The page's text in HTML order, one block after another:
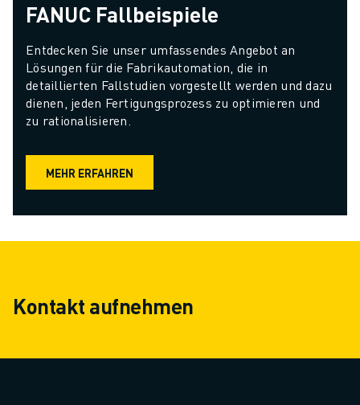
FANUC Fallbeispiele
Entdecken Sie unser umfassendes Angebot an
Lösungen für die Fabrikautomation, die in
detaillierten Fallstudien vorgestellt werden und dazu
dienen, jeden Fertigungsprozess zu optimieren und
zu rationalisieren.
MEHR ERFAHREN
Kontakt aufnehmen